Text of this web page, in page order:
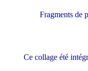
Fragments de
Ce collage été